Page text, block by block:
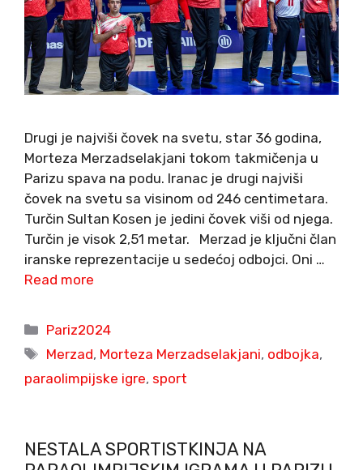
Drugi je najviši čovek na svetu, star 36 godina,
Morteza Merzadselakjani tokom takmičenja u
Parizu spava na podu. Iranac je drugi najviši
čovek na svetu sa visinom od 246 centimetara.
Turčin Sultan Kosen je jedini čovek viši od njega.
Turčin je visok 2,51 metar. Merzad je ključni član
iranske reprezentacije u sedećoj odbojci. Oni …
Read more
Categories
Pariz2024
Tags
Merzad, Morteza Merzadselakjani, odbojka,
paraolimpijske igre, sport
NESTALA SPORTISTKINJA NA